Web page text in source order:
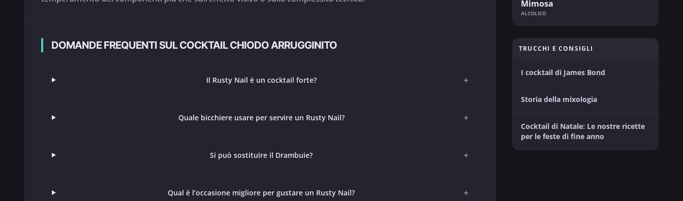
DOMANDE FREQUENTI SUL COCKTAIL CHIODO ARRUGGINITO
Il Rusty Nail è un cocktail forte? +
Quale bicchiere usare per servire un Rusty Nail? +
Si può sostituire il Drambuie? +
Qual è l’occasione migliore per gustare un Rusty Nail? +
Mimosa
ALCOLICO
TRUCCHI E CONSIGLI
I cocktail di James Bond
Storia della mixologia
Cocktail di Natale: Le nostre ricette
per le feste di fine anno